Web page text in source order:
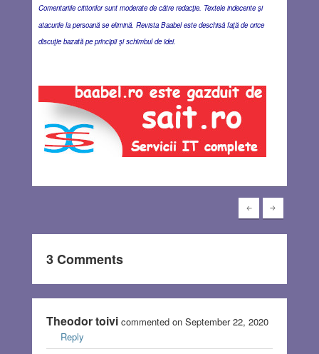
Comentariile cititorilor sunt moderate de către redacţie. Textele indecente şi
atacurile la persoană se elimină. Revista Baabel este deschisă faţă de orice
discuţie bazată pe principii şi schimbul de idei.
3 Comments
Theodor toivicommented on September 22, 2020
Reply